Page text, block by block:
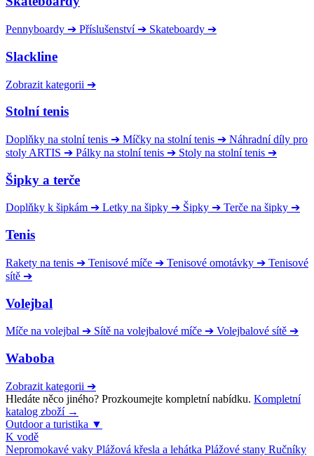
Pennyboardy ➔ Příslušenství ➔ Skateboardy ➔
Slackline
Zobrazit kategorii ➔
Stolní tenis
Doplňky na stolní tenis ➔ Míčky na stolní tenis ➔ Náhradní díly pro
stoly ARTIS ➔ Pálky na stolní tenis ➔ Stoly na stolní tenis ➔
Šipky a terče
Doplňky k šipkám ➔ Letky na šipky ➔ Šipky ➔ Terče na šipky ➔
Tenis
Rakety na tenis ➔ Tenisové míče ➔ Tenisové omotávky ➔ Tenisové
sítě ➔
Volejbal
Míče na volejbal ➔ Sítě na volejbalové míče ➔ Volejbalové sítě ➔
Waboba
Zobrazit kategorii ➔
Hledáte něco jiného? Prozkoumejte kompletní nabídku. Kompletní
katalog zboží →
Outdoor a turistika ▼
K vodě
Nepromokavé vaky Plážová křesla a lehátka Plážové stany Ručníky